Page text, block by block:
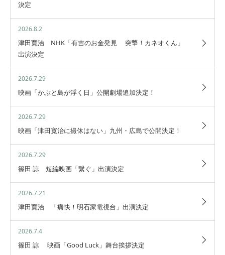
決定
2026.8.2
津田寛治 NHK「有吉のお金発見 突撃！カネオくん」
出演決定
2026.7.29
映画「かぶと島が浮く日」公開劇場追加決定！
2026.7.29
映画「津田寛治に撮休はない」九州・広島で公開決定！
2026.7.29
篠田 諒 短編映画「繋ぐ」出演決定
2026.7.21
津田寛治 「痛快！明石家電視台」出演決定
2026.7.4
篠田 諒 映画「Good Luck」舞台挨拶決定